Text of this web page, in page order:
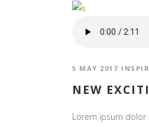
5 MAY 2017
NEW
Lorem ipsum dolor